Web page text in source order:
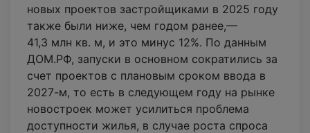
новых проектов застройщиками в 2025 году
также были ниже, чем годом ранее,—
41,3 млн кв. м, и это минус 12%. По данным
ДОМ.РФ, запуски в основном сократились за
счет проектов с плановым сроком ввода в
2027-м, то есть в следующем году на рынке
новостроек может усилиться проблема
доступности жилья, в случае роста спроса